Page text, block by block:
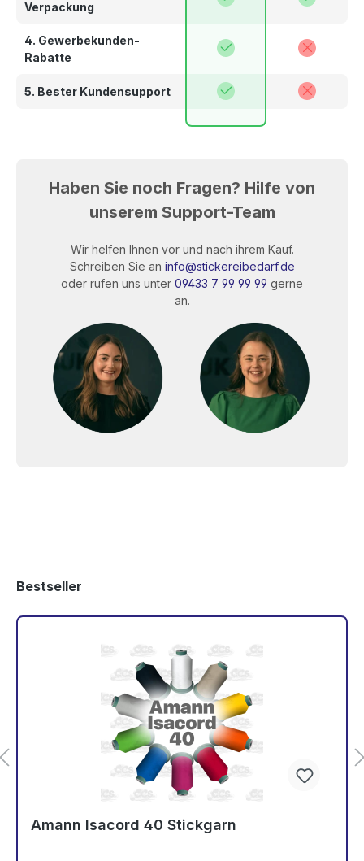
Verpackung
4. Gewerbekunden-
Rabatte
5. Bester Kundensupport
Haben Sie noch Fragen? Hilfe von
unserem Support-Team
Wir helfen Ihnen vor und nach ihrem Kauf.
Schreiben Sie an info@stickereibedarf.de
oder rufen uns unter 09433 7 99 99 99 gerne
an.
Bestseller
Amann Isacord 40 Stickgarn